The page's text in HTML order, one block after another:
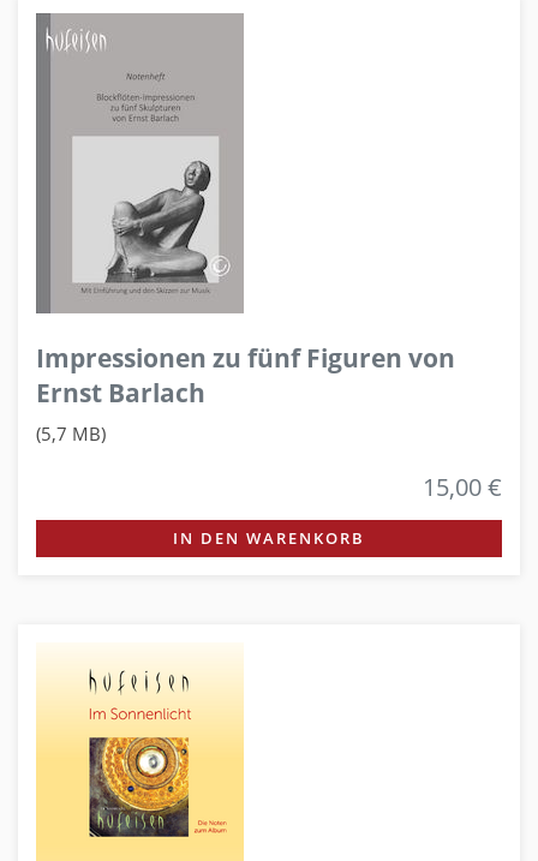
Impressionen zu fünf Figuren von
Ernst Barlach
(5,7 MB)
15,00 €
IN DEN WARENKORB